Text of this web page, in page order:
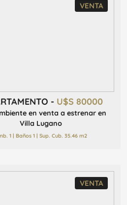
VENTA
- U$S 80000
en venta a estrenar en
Villa Lugano
1 | Baños 1 | Sup. Cub. 35.46 m2
VENTA